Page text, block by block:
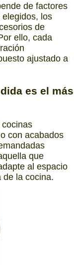
de factores
los
de
ello, cada
ajustado a
es el más
con acabados
que
al espacio
de la cocina.